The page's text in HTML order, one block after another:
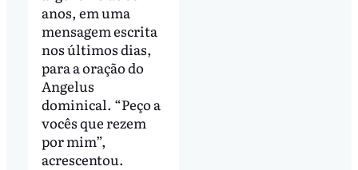
anos, em uma
mensagem escrita
nos últimos dias,
para a oração do
Angelus
dominical. “Peço a
vocês que rezem
por mim”,
acrescentou.